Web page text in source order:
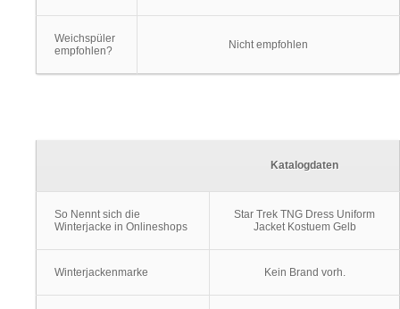
Weichspüler
empfohlen?
Nicht empfohlen
Katalogdaten
So Nennt sich die
Winterjacke in Onlineshops
Star Trek TNG Dress Uniform
Jacket Kostuem Gelb
Winterjackenmarke Kein Brand vorh.